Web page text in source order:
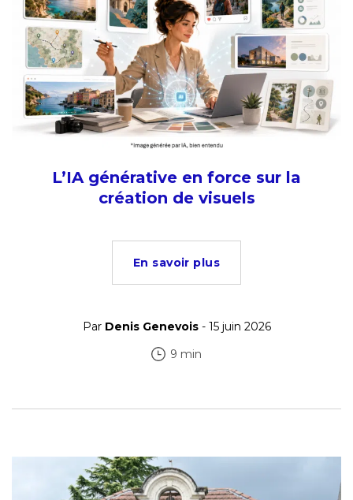
L’IA générative en force sur la
création de visuels
En savoir plus
Par Denis Genevois- 15 juin 2026
9 min